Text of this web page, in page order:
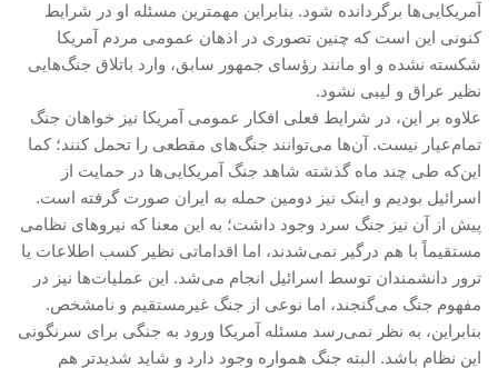
زنان
ملیت ها
تاریخی
شبکه همبستگی کارگری
تحلیل
حاکمیت
اصلاح طلبان
ایران و غرب
اصول
حزب پیشتاز
آمریکایی‌ها برگردانده شود. بنابراین مهمترین مسئله او در شرایط
کنونی این است که چنین تصوری در اذهان عمومی مردم آمریکا
شکسته نشده و او مانند رؤسای جمهور سابق، وارد باتلاق جنگ‌هایی
نظیر عراق و لیبی نشود.
علاوه بر این، در شرایط فعلی افکار عمومی آمریکا نیز خواهان جنگ
تمام‌عیار نیست. آن‌ها می‌توانند جنگ‌های مقطعی را تحمل ‌کنند؛ کما
این‌که طی چند ماه گذشته شاهد جنگ آمریکایی‌ها در حمایت از
اسرائیل بودیم و اینک نیز دومین حمله به ایران صورت گرفته است.
پیش از آن نیز جنگ سرد وجود داشت؛ به این معنا که نیروهای نظامی
مستقیماً با هم درگیر نمی‌شدند، اما اقداماتی نظیر کسب اطلاعات یا
ترور دانشمندان توسط اسرائیل انجام می‌شد. این عملیات‌ها نیز در
مفهوم جنگ می‌گنجند، اما نوعی از جنگ غیرمستقیم و نامشخص.
بنابراین، به نظر نمی‌رسد مسئله آمریکا ورود به جنگی برای سرنگونی
این نظام باشد. البته جنگ همواره وجود دارد و شاید شدیدتر هم